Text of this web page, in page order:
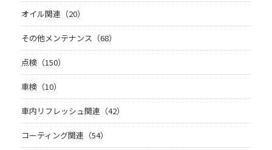
オイル関連（20）
その他メンテナンス（68）
点検（150）
車検（10）
車内リフレッシュ関連（42）
コーティング関連（54）